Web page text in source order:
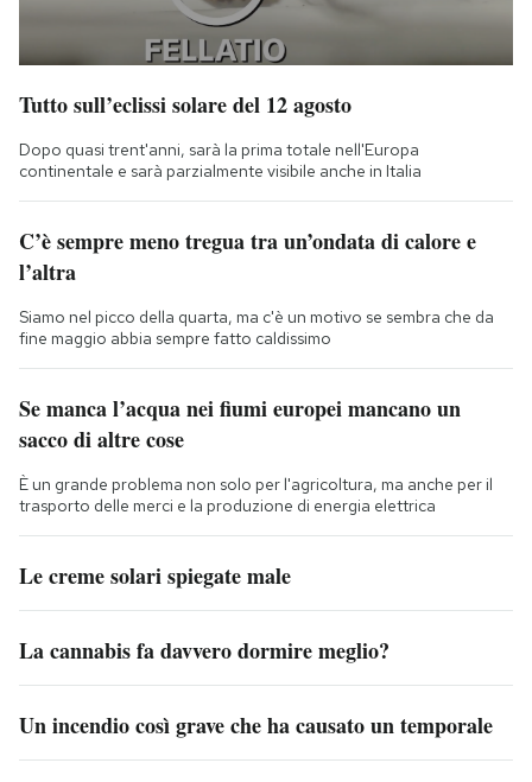
Tutto sull’eclissi solare del 12 agosto
Dopo quasi trent'anni, sarà la prima totale nell'Europa
continentale e sarà parzialmente visibile anche in Italia
C’è sempre meno tregua tra un’ondata di calore e
l’altra
Siamo nel picco della quarta, ma c'è un motivo se sembra che da
fine maggio abbia sempre fatto caldissimo
Se manca l’acqua nei fiumi europei mancano un
sacco di altre cose
È un grande problema non solo per l'agricoltura, ma anche per il
trasporto delle merci e la produzione di energia elettrica
Le creme solari spiegate male
La cannabis fa davvero dormire meglio?
Un incendio così grave che ha causato un temporale